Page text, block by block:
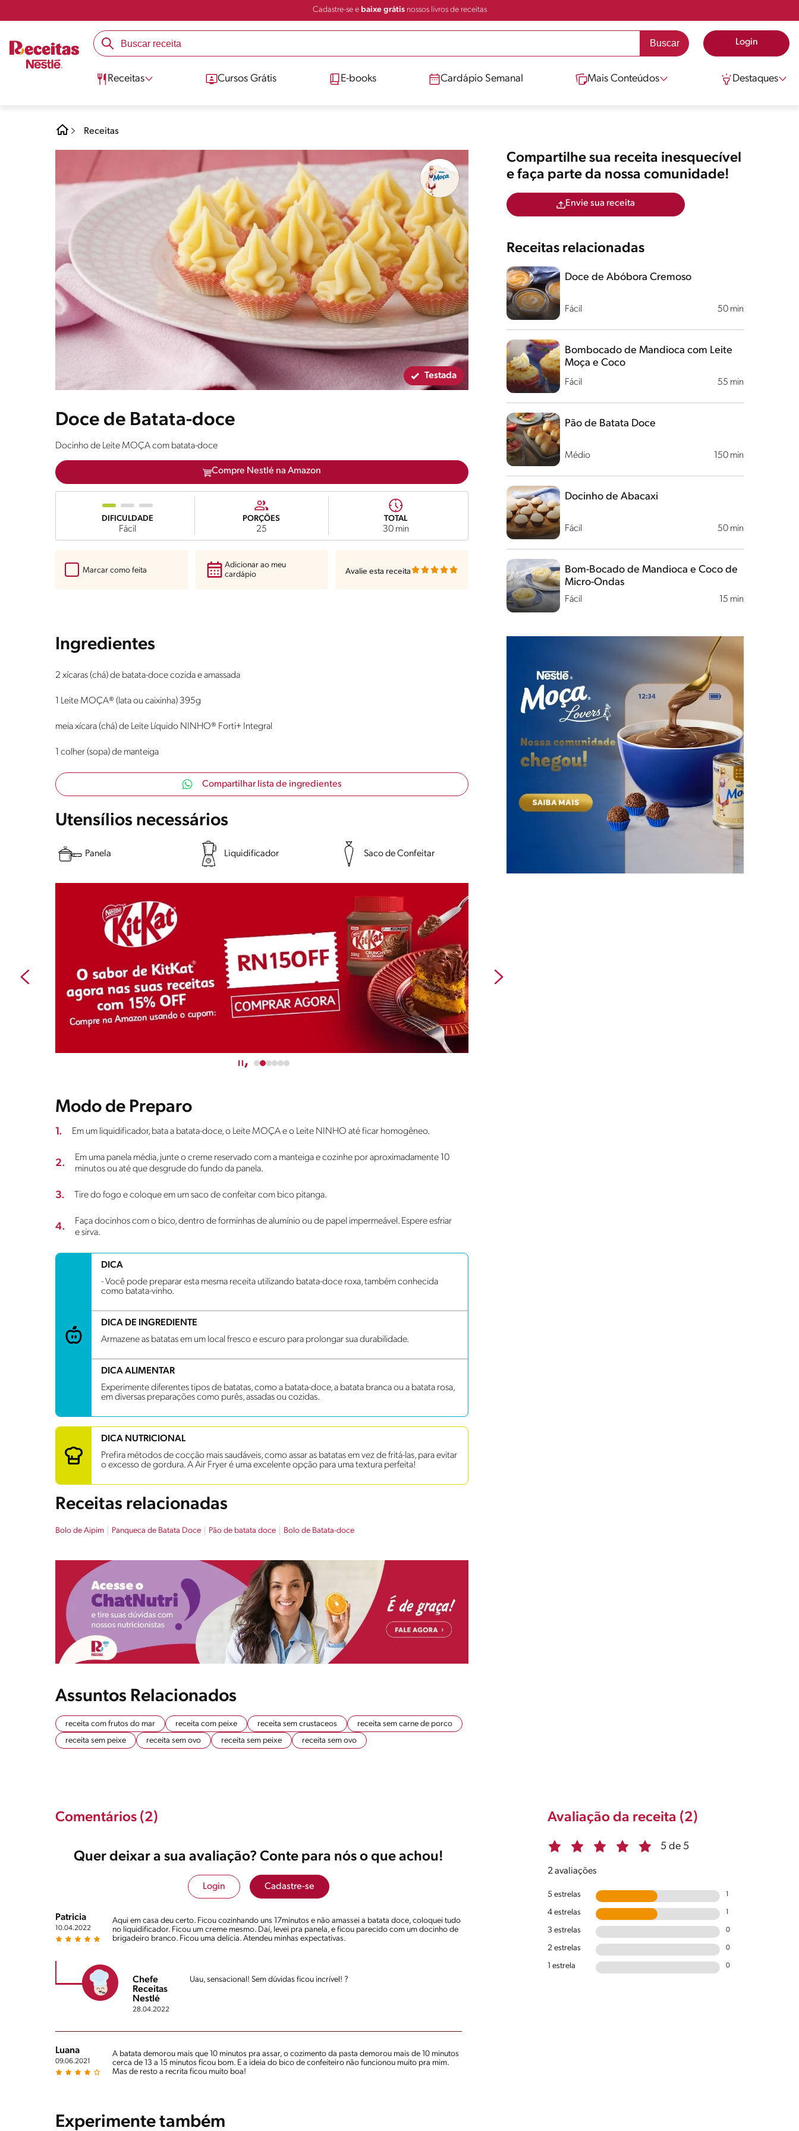
Cadastre-se e baixe grátisnossos livros de receitas
Login
Receitas Cursos Grátis E-books Cardápio Semanal Mais Conteúdos Destaques
Receitas
Testada
Doce de Batata-doce
Docinho de Leite MOÇA com batata-doce
Compre Nestlé na Amazon
DIFICULDADE
Fácil
PORÇÕES
25
TOTAL
30 min
Marcar como feita
Adicionar ao meu
cardápio
Avalie esta receita
Ingredientes
2 xícaras (chá) de batata-doce cozida e amassada
1 Leite MOÇA® (lata ou caixinha) 395g
meia xícara (chá) de Leite Líquido NINHO® Forti+ Integral
1 colher (sopa) de manteiga
Compartilhar lista de ingredientes
Utensílios necessários
Panela Liquidificador Saco de Confeitar
Modo de Preparo
1. Em um liquidificador, bata a batata-doce, o Leite MOÇA e o Leite NINHO até ficar homogêneo.
2.
Em uma panela média, junte o creme reservado com a manteiga e cozinhe por aproximadamente 10
minutos ou até que desgrude do fundo da panela.
3. Tire do fogo e coloque em um saco de confeitar com bico pitanga.
4.
Faça docinhos com o bico, dentro de forminhas de alumínio ou de papel impermeável. Espere esfriar
e sirva.
DICA
- Você pode preparar esta mesma receita utilizando batata-doce roxa, também conhecida
como batata-vinho.
DICA DE INGREDIENTE
Armazene as batatas em um local fresco e escuro para prolongar sua durabilidade.
DICA ALIMENTAR
Experimente diferentes tipos de batatas, como a batata-doce, a batata branca ou a batata rosa,
em diversas preparações como purês, assadas ou cozidas.
DICA NUTRICIONAL
Prefira métodos de cocção mais saudáveis, como assar as batatas em vez de fritá-las, para evitar
o excesso de gordura. A Air Fryer é uma excelente opção para uma textura perfeita!
Receitas relacionadas
Bolo de Aipim Panqueca de Batata Doce Pão de batata doce Bolo de Batata-doce
Assuntos Relacionados
receita com frutos do mar receita com peixe receita sem crustaceos
receita sem carne de porco
receita sem peixe
receita sem ovo receita sem peixe receita sem ovo
Compartilhe sua receita inesquecível
e faça parte da nossa comunidade!
Envie sua receita
Receitas relacionadas
Fácil 50 min
Doce de Abóbora Cremoso
Fácil 55 min
Bombocado de Mandioca com Leite
Moça e Coco
Médio 150 min
Pão de Batata Doce
Fácil 50 min
Docinho de Abacaxi
Fácil 15 min
Bom-Bocado de Mandioca e Coco de
Micro-Ondas
Avaliação da receita (2)
5 de 5
2 avaliações
5 estrelas 1
4 estrelas 1
3 estrelas 0
2 estrelas 0
1 estrela 0
Comentários (2)
Quer deixar a sua avaliação? Conte para nós o que achou!
Login Cadastre-se
Patricia
10.04.2022
Aqui em casa deu certo. Ficou cozinhando uns 17minutos e não amassei a batata doce, coloquei tudo
no liquidificador. Ficou um creme mesmo. Daí, levei pra panela, e ficou parecido com um docinho de
brigadeiro branco. Ficou uma delícia. Atendeu minhas expectativas.
Chefe
Receitas
Nestlé
28.04.2022
Uau, sensacional! Sem dúvidas ficou incrível! ?
Luana
09.06.2021
A batata demorou mais que 10 minutos pra assar, o cozimento da pasta demorou mais de 10 minutos
cerca de 13 a 15 minutos ficou bom. E a ideia do bico de confeiteiro não funcionou muito pra mim.
Mas de resto a recrita ficou muito boa!
Experimente também